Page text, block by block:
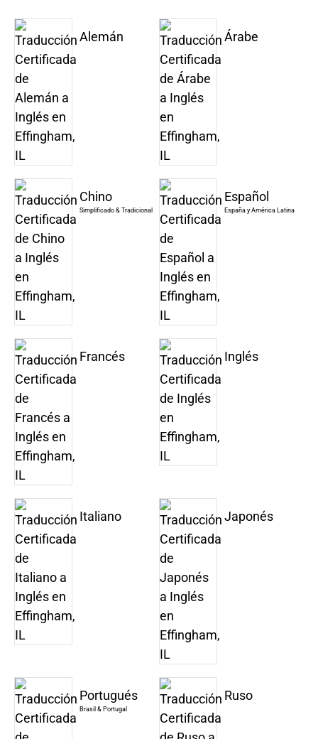
Alemán Árabe
Chino
Simplificado & Tradicional
Español
España y América Latina
Francés Inglés
Italiano Japonés
Portugués
Brasil & Portugal
Ruso